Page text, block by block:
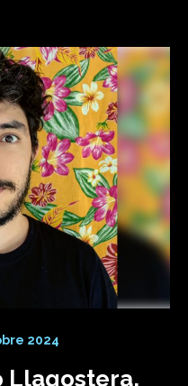
2024
Llagostera,